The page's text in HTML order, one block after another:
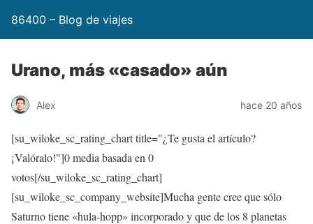
86400 – Blog de viajes
Urano, más «casado» aún
Alex hace 20 años
[su_wiloke_sc_rating_chart title="¿Te gusta el artículo?
¡Valóralo!"]0media basada en 0
votos[/su_wiloke_sc_rating_chart]
[su_wiloke_sc_company_website]Mucha gente cree que sólo
Saturno tiene «hula-hopp» incorporado y que de los 8 planetas